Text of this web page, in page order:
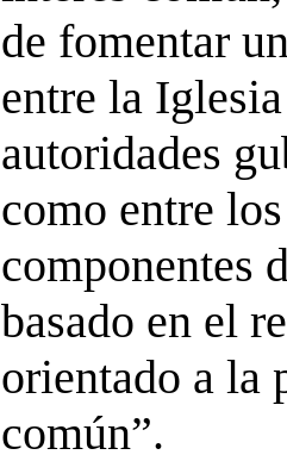
de fomentar
entre la
autoridades
como entre
componentes
basado en el
orientado a la
común”.